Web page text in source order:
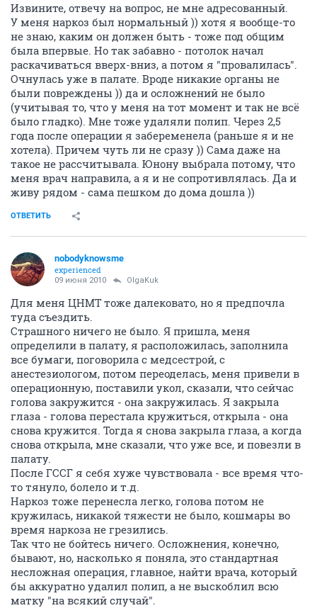
Извините, отвечу на вопрос, не мне адресованный.
У меня наркоз был нормальный )) хотя я вообще-то
не знаю, каким он должен быть - тоже под общим
была впервые. Но так забавно - потолок начал
раскачиваться вверх-вниз, а потом я "провалилась".
Очнулась уже в палате. Вроде никакие органы не
были повреждены )) да и осложнений не было
(учитывая то, что у меня на тот момент и так не всё
было гладко). Мне тоже удаляли полип. Через 2,5
года после операции я забеременела (раньше я и не
хотела). Причем чуть ли не сразу )) Сама даже на
такое не рассчитывала. Юнону выбрала потому, что
меня врач направила, а я и не сопротивлялась. Да и
живу рядом - сама пешком до дома дошла ))
ОТВЕТИТЬ
nobodyknowsme
experienced
09 июня 2010 OlgaKuk
Для меня ЦНМТ тоже далековато, но я предпочла
туда съездить.
Страшного ничего не было. Я пришла, меня
определили в палату, я расположилась, заполнила
все бумаги, поговорила с медсестрой, с
анестезиологом, потом переоделась, меня привели в
операционную, поставили укол, сказали, что сейчас
голова закружится - она закружилась. Я закрыла
глаза - голова перестала кружиться, открыла - она
снова кружится. Тогда я снова закрыла глаза, а когда
снова открыла, мне сказали, что уже все, и повезли в
палату.
После ГССГ я себя хуже чувствовала - все время что-
то тянуло, болело и т.д.
Наркоз тоже перенесла легко, голова потом не
кружилась, никакой тяжести не было, кошмары во
время наркоза не грезились.
Так что не бойтесь ничего. Осложнения, конечно,
бывают, но, насколько я поняла, это стандартная
несложная операция, главное, найти врача, который
бы аккуратно удалил полип, а не выскоблил всю
матку "на всякий случай".